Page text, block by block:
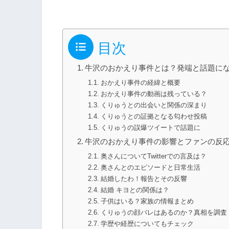
目次
牛沢のおかえり事件とは？発端と話題に
おかえり事件の経緯と概要
おかえり事件の動画は残っている？
くりゅうとの出会いと関係の深まり
くりゅうとの証拠となる匂わせ投稿
くりゅうの誤爆ツイートで話題に
牛沢のおかえり事件の影響とファンの反
奥さんについてTwitterでの言及は？
奥さんとのエピソードと日常生活
結婚したわ！報告とその反響
結婚 キヨとの関係は？
子供はいる？家族の情報まとめ
くりゅうの顔バレはあるのか？真相を調査
学歴や経歴についてもチェック